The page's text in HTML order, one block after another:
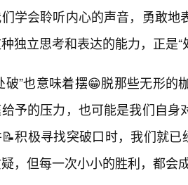
学会聆听内心的声音，勇敢
独立思考和表达的能力，正是
破”也意味着摆😁脱那些无形
予的压力，也可能是我们自
积极寻找突破口时，我们就
，但每一次小小的胜利，都会